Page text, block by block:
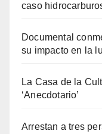
caso
Documental
su impacto en la
La Casa de la
‘Anecdotario’
Arrestan a tres